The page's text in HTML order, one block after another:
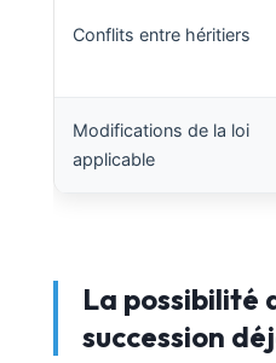
Conflits entre héritiers
Modifications de la loi
applicable
La possibilité
succession